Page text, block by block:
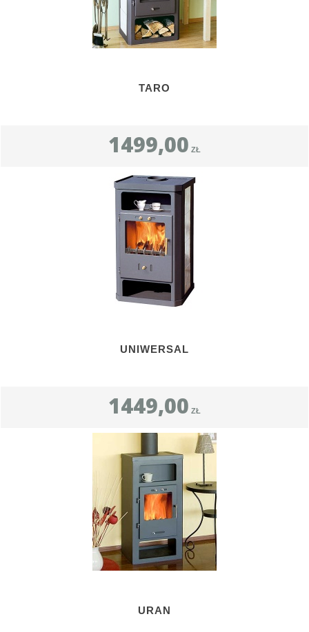
TARO
1499,00 ZŁ
UNIWERSAL
1449,00 ZŁ
URAN